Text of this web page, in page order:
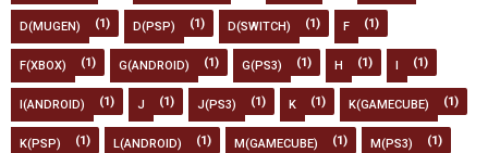
D(MUGEN) (1) D(PSP) (1) D(SWITCH) (1) F (1)
F(XBOX) (1) G(ANDROID) (1) G(PS3) (1) H (1) (1)
I(ANDROID) (1) J (1) J(PS3) (1) K (1) K(GAMECUBE) (1)
K(PSP) (1) L(ANDROID) (1) M(GAMECUBE) (1) M(PS3) (1)